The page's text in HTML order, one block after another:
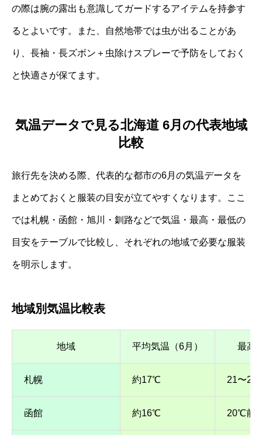
の際は腕の露出も意識してガードするアイテムを持参す
るとよいです。また、自然地帯では虫が出ることがあ
り、長袖・長ズボン＋虫除けスプレーで予防をしておく
と快適さが保てます。
気温データで見る北海道 6月の代表地域
比較
旅行先を決める際、代表的な都市の6月の気温データを
まとめておくと服装の目安が立てやすくなります。ここ
では札幌・函館・旭川・釧路などで気温・最高・最低の
目安をテーブルで比較し、それぞれの地域で必要な服装
を明示します。
地域別気温比較表
地域 平均気温（6月） 最高
札幌 約17℃ 21〜
函館 約16℃ 20℃前